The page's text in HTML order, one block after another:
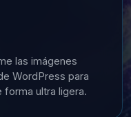
las imágenes
WordPress para
ultra ligera.